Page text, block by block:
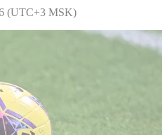
(UTC+3 MSK)